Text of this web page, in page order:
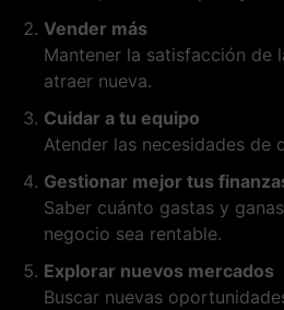
Vender más
Mantener la satisfacción de
atraer nueva.
Cuidar a tu equipo
Atender las necesidades de
Gestionar mejor tus
Saber cuánto gastas y
negocio sea rentable.
Explorar nuevos mercados
Buscar nuevas